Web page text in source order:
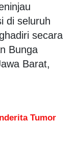
di seluruh
secara
Bunga
Barat,
Tumor